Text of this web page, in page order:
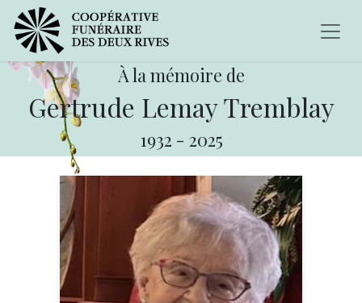
À la mémoire de
Gertrude Lemay Tremblay
1932 - 2025